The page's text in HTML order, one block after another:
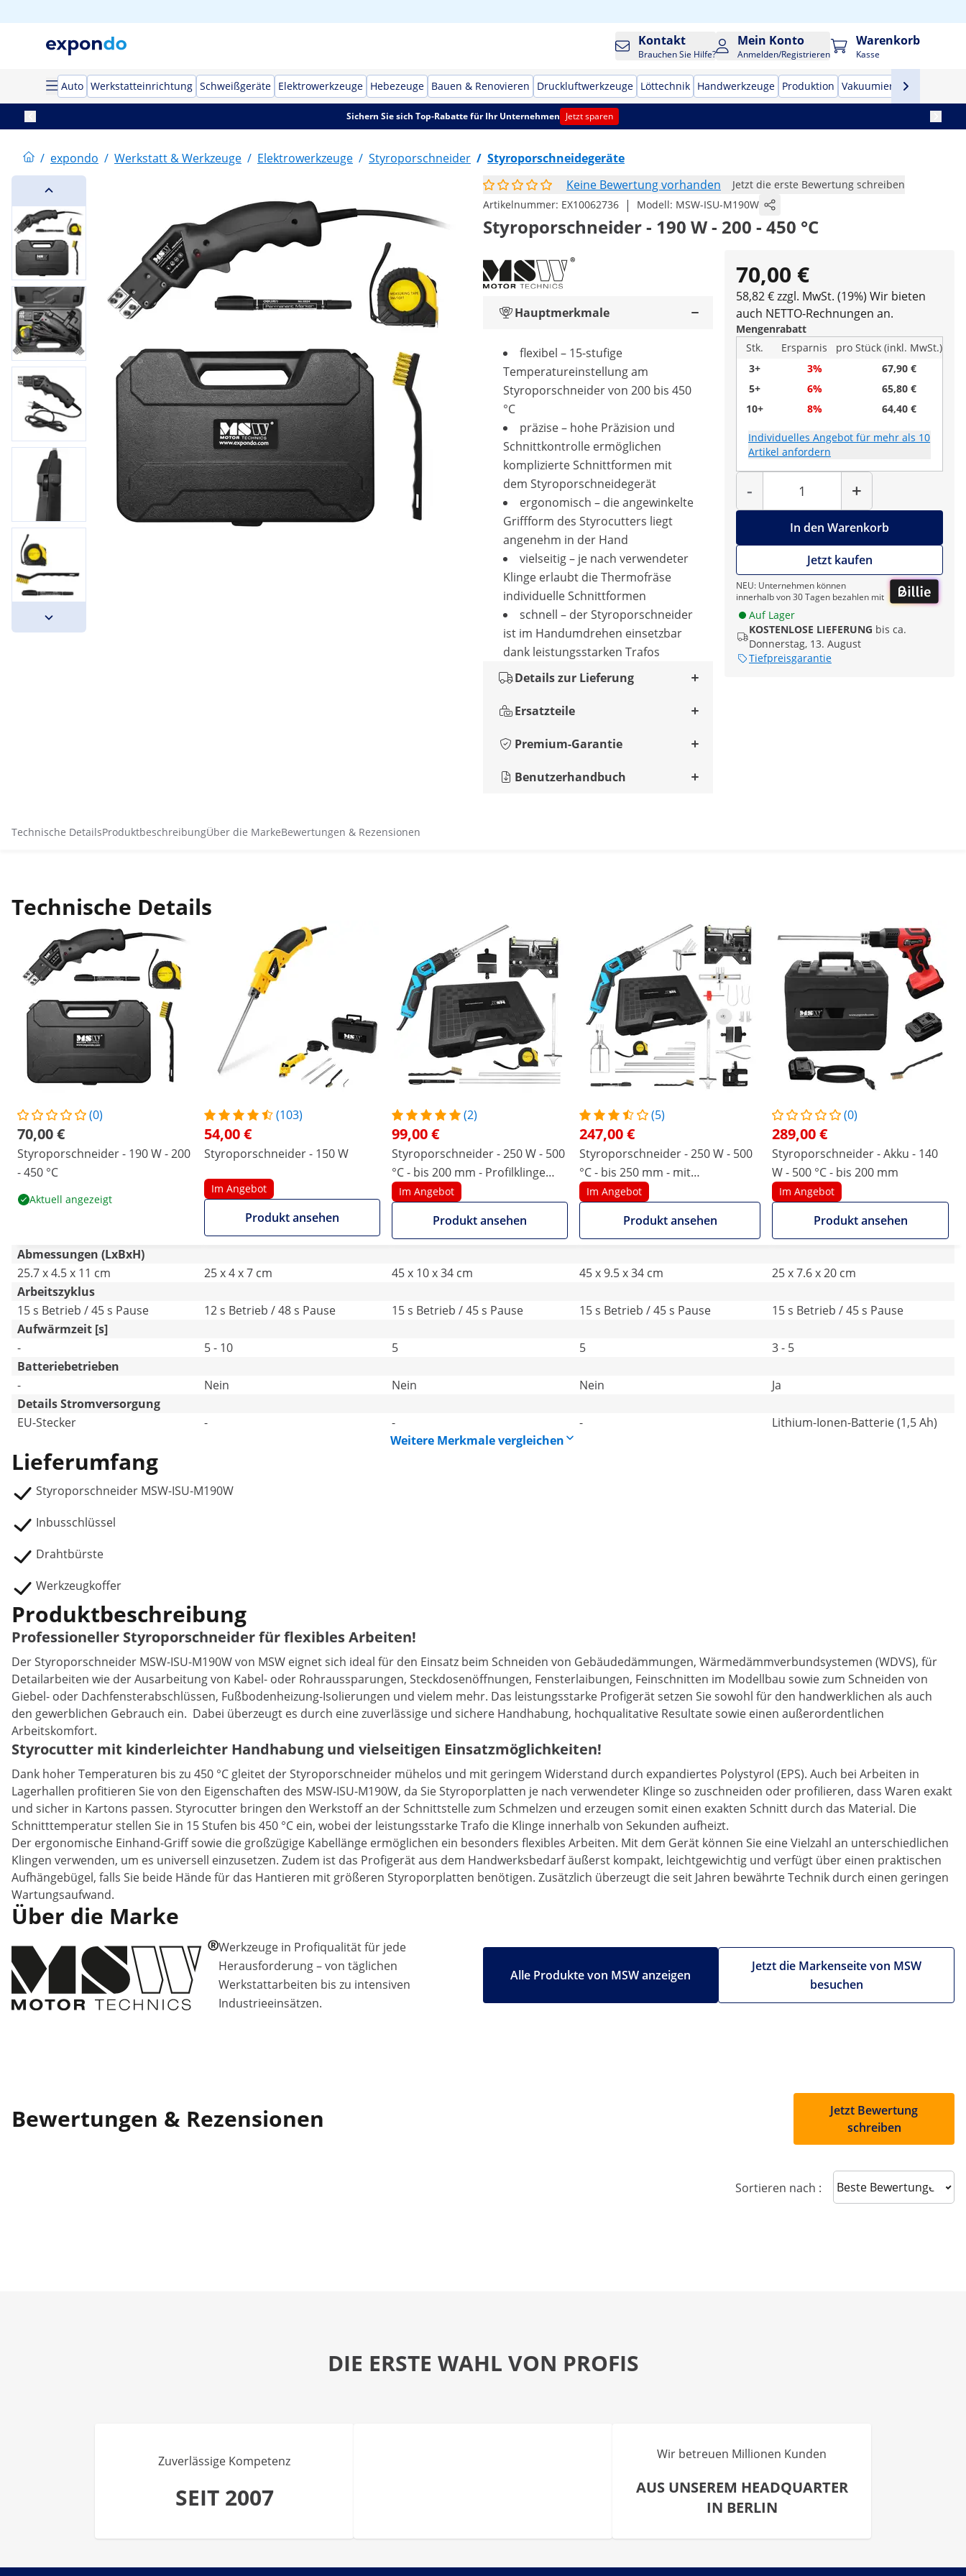
Kontakt
Brauchen Sie Hilfe?
Mein Konto
Anmelden/Registrieren
Warenkorb
Kasse
Auto Werkstatteinrichtung Schweißgeräte Elektrowerkzeuge Hebezeuge Bauen & Renovieren Druckluftwerkzeuge Löttechnik Handwerkzeuge Produktion Vakuumierer
Sichern Sie sich Top-Rabatte für Ihr Unternehmen Jetzt sparen
/ expondo / Werkstatt & Werkzeuge / Elektrowerkzeuge / Styroporschneider / Styroporschneidegeräte
Keine Bewertung vorhanden
Jetzt die erste Bewertung schreiben
Artikelnummer: EX10062736 | Modell: MSW-ISU-M190W
Styroporschneider - 190 W - 200 - 450 °C
70,00 €
58,82 € zzgl. MwSt. (19%) Wir bieten
auch NETTO-Rechnungen an.
Mengenrabatt
Stk.
Ersparnis
pro Stück (inkl. MwSt.)
3+
3%
67,90 €
5+
6%
65,80 €
10+
8% 64,40 €
Individuelles Angebot für mehr als 10
Artikel anfordern
-
Menge
+
In den Warenkorb
Jetzt kaufen
NEU: Unternehmen können
innerhalb von 30 Tagen bezahlen mit
Auf Lager
KOSTENLOSE LIEFERUNG bis ca.
Donnerstag, 13. August
Tiefpreisgarantie
Hauptmerkmale
flexibel – 15-stufige
Temperatureinstellung am
Styroporschneider von 200 bis 450
°C
präzise – hohe Präzision und
Schnittkontrolle ermöglichen
komplizierte Schnittformen mit
dem Styroporschneidegerät
ergonomisch – die angewinkelte
Griffform des Styrocutters liegt
angenehm in der Hand
vielseitig – je nach verwendeter
Klinge erlaubt die Thermofräse
individuelle Schnittformen
schnell – der Styroporschneider
ist im Handumdrehen einsetzbar
dank leistungsstarken Trafos
Details zur Lieferung
Ersatzteile
Premium-Garantie
Benutzerhandbuch
Technische DetailsProduktbeschreibungÜber die MarkeBewertungen & Rezensionen
Technische Details
(0)
70,00 €
Styroporschneider - 190 W - 200
- 450 °C
Aktuell angezeigt
(103)
54,00 €
Styroporschneider - 150 W
Im Angebot
Produkt ansehen
(2)
99,00 €
Styroporschneider - 250 W - 500
°C - bis 200 mm - Profilklinge
und Führung
Im Angebot
Produkt ansehen
(5)
247,00 €
Styroporschneider - 250 W - 500
°C - bis 250 mm - mit
Steckdosenausschneider &
weiteren Klingen
Im Angebot
Produkt ansehen
(0)
289,00 €
Styroporschneider - Akku - 140
W - 500 °C - bis 200 mm
Im Angebot
Produkt ansehen
Abmessungen (LxBxH)
25.7 x 4.5 x 11 cm
25 x 4 x 7 cm 45 x 10 x 34 cm 45 x 9.5 x 34 cm
25 x 7.6 x 20 cm
Arbeitszyklus
15 s Betrieb / 45 s Pause
12 s Betrieb / 48 s Pause 15 s Betrieb / 45 s Pause 15 s Betrieb / 45 s Pause
15 s Betrieb / 45 s Pause
Aufwärmzeit [s]
-
5 - 10 5 5
3 - 5
Batteriebetrieben
-
Nein Nein Nein
Ja
Details Stromversorgung
EU-Stecker
- - -
Lithium-Ionen-Batterie (1,5 Ah)
Weitere Merkmale vergleichen
Lieferumfang
Styroporschneider MSW-ISU-M190W
Inbusschlüssel
Drahtbürste
Werkzeugkoffer
Produktbeschreibung
Professioneller Styroporschneider für flexibles Arbeiten!
Der Styroporschneider MSW-ISU-M190W von MSW eignet sich ideal für den Einsatz beim Schneiden von Gebäudedämmungen, Wärmedämmverbundsystemen (WDVS), für
Detailarbeiten wie der Ausarbeitung von Kabel- oder Rohraussparungen, Steckdosenöffnungen, Fensterlaibungen, Feinschnitten im Modellbau sowie zum Schneiden von
Giebel- oder Dachfensterabschlüssen, Fußbodenheizung-Isolierungen und vielem mehr. Das leistungsstarke Profigerät setzen Sie sowohl für den handwerklichen als auch
den gewerblichen Gebrauch ein. Dabei überzeugt es durch eine zuverlässige und sichere Handhabung, hochqualitative Resultate sowie einen außerordentlichen
Arbeitskomfort.
Styrocutter mit kinderleichter Handhabung und vielseitigen Einsatzmöglichkeiten!
Dank hoher Temperaturen bis zu 450 °C gleitet der Styroporschneider mühelos und mit geringem Widerstand durch expandiertes Polystyrol (EPS). Auch bei Arbeiten in
Lagerhallen profitieren Sie von den Eigenschaften des MSW-ISU-M190W, da Sie Styroporplatten je nach verwendeter Klinge so zuschneiden oder profilieren, dass Waren exakt
und sicher in Kartons passen. Styrocutter bringen den Werkstoff an der Schnittstelle zum Schmelzen und erzeugen somit einen exakten Schnitt durch das Material. Die
Schnitttemperatur stellen Sie in 15 Stufen bis 450 °C ein, wobei der leistungsstarke Trafo die Klinge innerhalb von Sekunden aufheizt.
Der ergonomische Einhand-Griff sowie die großzügige Kabellänge ermöglichen ein besonders flexibles Arbeiten. Mit dem Gerät können Sie eine Vielzahl an unterschiedlichen
Klingen verwenden, um es universell einzusetzen. Zudem ist das Profigerät aus dem Handwerksbedarf äußerst kompakt, leichtgewichtig und verfügt über einen praktischen
Aufhängebügel, falls Sie beide Hände für das Hantieren mit größeren Styroporplatten benötigen. Zusätzlich überzeugt die seit Jahren bewährte Technik durch einen geringen
Wartungsaufwand.
Über die Marke
Werkzeuge in Profiqualität für jede
Herausforderung – von täglichen
Werkstattarbeiten bis zu intensiven
Industrieeinsätzen.
Jetzt die Markenseite von MSW
besuchen
Alle Produkte von MSW anzeigen
Bewertungen & Rezensionen
Jetzt Bewertung
schreiben
Sortieren nach : Sort reviews
DIE ERSTE WAHL VON PROFIS
Zuverlässige Kompetenz
SEIT 2007
Wir betreuen Millionen Kunden
AUS UNSEREM HEADQUARTER
IN BERLIN